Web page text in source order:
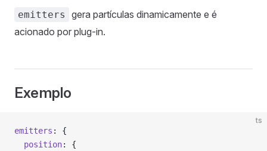
emitters
gera partículas dinamicamente e é
acionado por plug-in.
Exemplo
ts
emitters : {
  position
: {